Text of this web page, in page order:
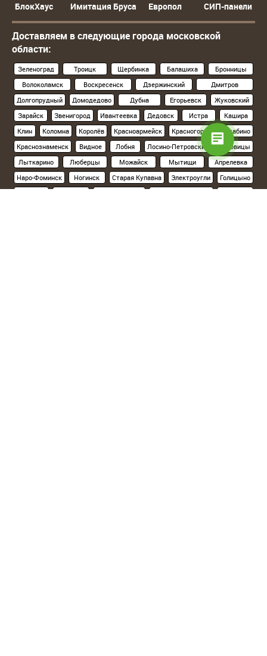
БлокХаус
Имитация Бруса Европол СИП-панели
Доставляем в следующие города московской
области:
Зеленоград Троицк Щербинка Балашиха
Бронницы
Волоколамск
Воскресенск Дзержинский
Дмитров
Долгопрудный
Домодедово Дубна Егорьевск
Жуковский
Зарайск
Звенигород Ивантеевка Дедовск Истра
Кашира
Клин
Коломна Королёв Красноармейск Красногорск
Нахабино
Краснознаменск
Видное Лобня Лосино-Петровский
Луховицы
Лыткарино
Люберцы Можайск Мытищи
Апрелевка
Наро-Фоминск
Ногинск Старая Купавна Электроугли
Голицыно